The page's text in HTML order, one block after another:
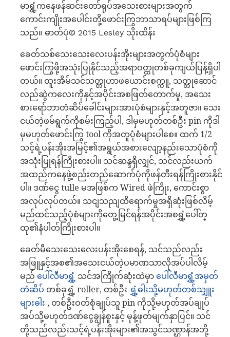
မာရွှံ့ကနေဖန်ဆင်းတော်ရုပ်အသေးစားများအတွက်
ကောင်းကျိုးအပေါင်းတို့ဖောင်းကြွဘာသာရပ်များဖြစ်ကြ
သည်။ ဓာတ်ပုံ© 2015 Lesley သိုးထိန်း
ခေတ်သစ်သေးသေးလေးပန်းအိုးများအတွက်ပုံစံများ
ဖောင်းကြွဖို့အသုံးပြုနိုင်သည့်အရာဝတ္ထုတစ်ခုကျယ်ပြန့်ရှိပါ
တယ်။ ထူးအိမ်သင်သတ္တုဟာဖယောင်းစက္ကူ, သတ္တုဆောင်
လည်ဆွဲကလေးကိုနှင့်အပိုင်းအစဖြတ်တောက်မှု, အသေး
စားရော်ဘာတံဆိပ်ခေါင်းများအားပုံစံများနှင့်အတူဇာ။ သေး
ငယ်တဲ့ဖမ်ရွက်ကိုစမ်းကြည့်ပါ, ဒါမှမဟုတ်တစ်ဦး pin ကိုဒါ
မှမဟုတ်ဖောင်းကြွ tool ကိုအတူပုံစံများပါစေ။ ထက် 1/2
သင့်ရဲ့ပန်းအိုးအမြင့်၏အရွယ်အစားလျော့နည်းသောပုံစံကို
အသုံးပြုရန်ကြိုးစားပါ။ သင်ဆန္ဒရှိလျှင်, သင်လည်းယက်
အထည်ကနေဖွဲ့စည်းတည်ဆောက်ပုံကိုဖန်တီးရန်ကြိုးစားနိုင်
ပါ။ ဒဏ်ငွေ tulle မအဖြစ်က Wired ဖဲကြိုး, ကောင်းစွာ
အလုပ်လုပ်တယ်။ သငျသညျထိရောက်မှုအရှိဆုံးဖြစ်လိမ့်
မည်ထင်သည့်ပုံစံများကိုတွေ့မြင်ရန်အပိုင်းအစရွှံ့ပေါ်တ္
ထု၏နံပါတ်ကြိုးစားပါ။
ခေတ်မီသေးသေးလေးပန်းအိုးစေရန်, သင်သည်လည်း
အဖြူနှင့်အစ၏အသေးငယ်တဲ့ပမာဏသာလိုအပ်ပါလိမ့်
မည် ပေါ်လီမာရွှံ့ သင်အကြိုက်ဆုံးထဲမှာ ပေါ်လီမာရွှံ့အမှတ်
တံဆိပ် တစ်ခုရွှံ့ roller, တစ်ဦး ရွှံ့ဓါးသို့မဟုတ်တစ်သျှူး
များဓါး , တစ်ဦးဝတ်စုံချုပ်သူ pin ကိုသို့မဟုတ်အပ်ချုပ်
အပ်သို့မဟုတ်ဒဏ်ငွေချွန်စူးနှင့် မုန့်ဖုတ်မျက်နှာပြင်။ သင်
တို့သည်လည်းသင့်ရဲ့ပန်းအိုးများ၏အသွင်သဏ္ဌာန်အဘို့